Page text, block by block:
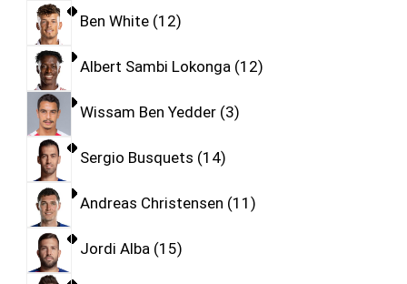
Ben White 12
Albert Sambi Lokonga 12
Wissam Ben Yedder 3
Sergio Busquets 14
Andreas Christensen 11
Jordi Alba 15